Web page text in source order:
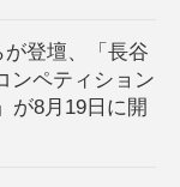
登壇、「長谷
ンペティション
が8月19日に開